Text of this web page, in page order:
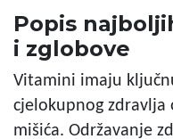
Popis
i zglobove
Vitamini imaju
cjelokupnog zdravlja
mišića. Održavanje